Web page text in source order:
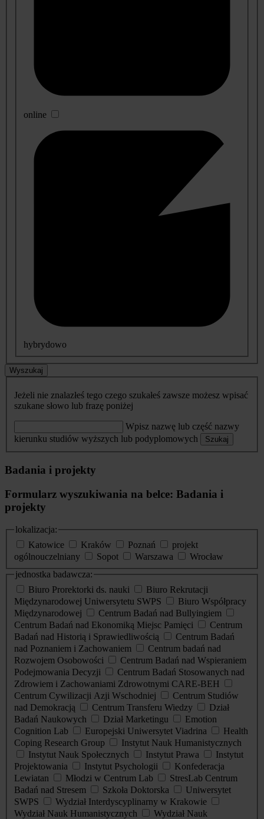
online
hybrydowo
Wyszukaj
Jeżeli nie znalazłeś tego czego szukałeś zawsze możesz wpisać
szukane słowo lub frazę poniżej
Wpisz nazwę lub część nazwy
kierunku studiów wyższych lub podyplomowych
Szukaj
Badania i projekty
Formularz wyszukiwania na belce: Badania i
projekty
lokalizacja:
Katowice
Kraków Poznań
projekt
ogólnouczelniany
Sopot Warszawa
Wrocław
jednostka badawcza:
Biuro Prorektorki ds. nauki
Biuro Rekrutacji
Międzynarodowej Uniwersytetu SWPS
Biuro Współpracy
Międzynarodowej
Centrum Badań nad Bullyingiem
Centrum Badań nad Ekonomiką Miejsc Pamięci
Centrum
Badań nad Historią i Sprawiedliwością
Centrum Badań
nad Poznaniem i Zachowaniem
Centrum badań nad
Rozwojem Osobowości
Centrum Badań nad Wspieraniem
Podejmowania Decyzji
Centrum Badań Stosowanych nad
Zdrowiem i Zachowaniami Zdrowotnymi CARE-BEH
Centrum Cywilizacji Azji Wschodniej
Centrum Studiów
nad Demokracją
Centrum Transferu Wiedzy
Dział
Badań Naukowych
Dział Marketingu
Emotion
Cognition Lab
Europejski Uniwersytet Viadrina
Health
Coping Research Group
Instytut Nauk Humanistycznych
Instytut Nauk Społecznych
Instytut Prawa
Instytut
Projektowania
Instytut Psychologii
Konfederacja
Lewiatan
Młodzi w Centrum Lab
StresLab Centrum
Badań nad Stresem
Szkoła Doktorska
Uniwersytet
SWPS
Wydział Interdyscyplinarny w Krakowie
Wydział Nauk Humanistycznych
Wydział Nauk